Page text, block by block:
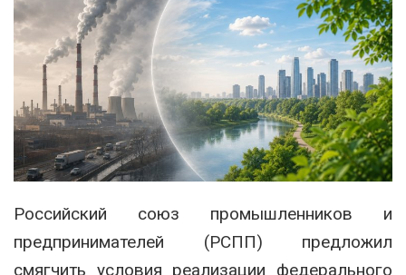
Российский союз промышленников и
предпринимателей (РСПП) предложил
смягчить условия реализации федерального